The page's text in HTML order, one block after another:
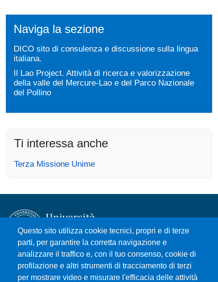
Naviga la sezione
DICO sito di consulenza e discussione sulla lingua
italiana.
Il Lao Project. Attività di ricerca e valorizzazione
della valle del Mercure-Lao e del Parco Nazionale
del Pollino
Ti interessa anche
Terza Missione Unime
Questo sito utilizza cookie tecnici, propri e di terze
parti, per garantire la corretta navigazione e
analizzare il traffico e, con il tuo consenso, cookie di
profilazione e altri strumenti di tracciamento di terzi
per mostrare video e misurare l'efficacia delle attività
Università degli Studi di Messina
Piazza Pugliatti, 1 - 98122 Messina